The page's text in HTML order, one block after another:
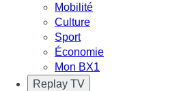
Mobilité
Culture
Sport
Économie
Mon BX1
Replay TV